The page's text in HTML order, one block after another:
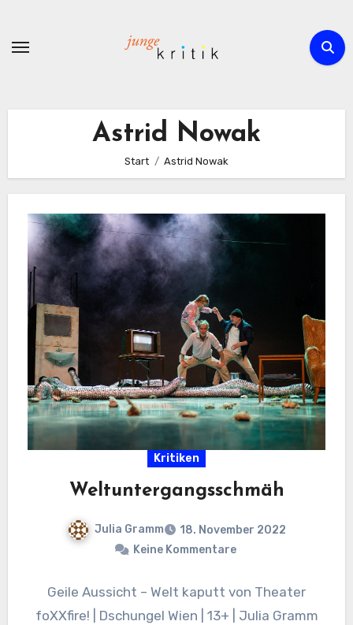
springen
Astrid Nowak
Start Astrid Nowak
Kritiken
Weltuntergangsschmäh
Julia Gramm
18. November 2022
Keine Kommentare
Geile Aussicht – Welt kaputt von Theater
foXXfire! | Dschungel Wien | 13+ | Julia Gramm